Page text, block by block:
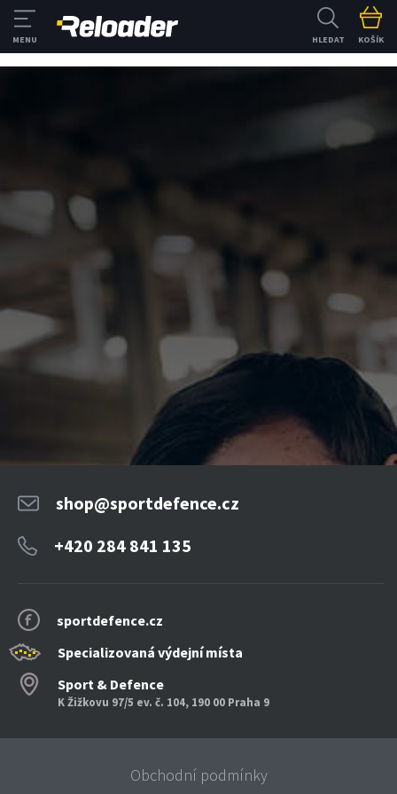
HLEDAT KOŠÍK
sportdefence.cz
Specializovaná výdejní místa
Sport & Defence
K Žižkovu 97/5 ev. č. 104, 190 00 Praha 9
shop@sportdefence.cz
+420 284 841 135
Obchodní podmínky